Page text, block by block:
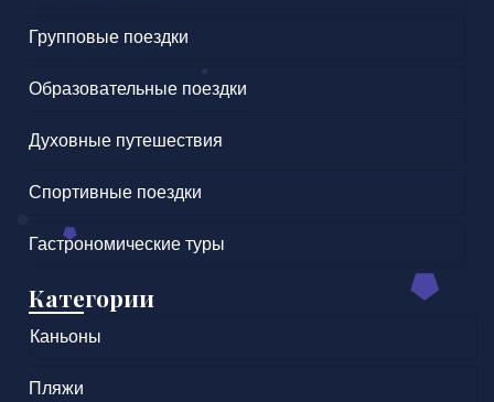
Групповые поездки
Образовательные поездки
Духовные путешествия
Спортивные поездки
Гастрономические туры
Категории
Каньоны
Пляжи